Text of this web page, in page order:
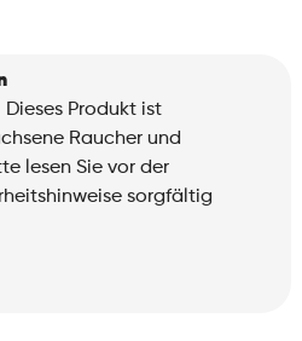
Produkt ist
Raucher und
lesen Sie vor der
sorgfältig